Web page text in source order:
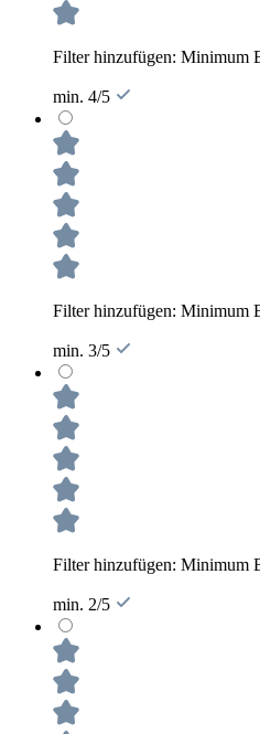
Filter hinzufügen: Minimum
min. 4/5
Filter hinzufügen: Minimum
min. 3/5
Filter hinzufügen: Minimum
min. 2/5